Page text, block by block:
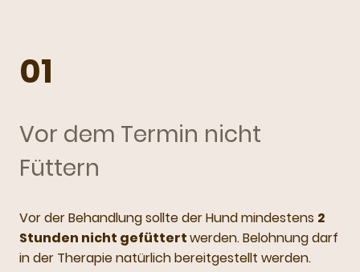
01
Vor dem Termin nicht
Füttern
Vor der Behandlung sollte der Hund mindestens 2
Stunden nicht gefüttertwerden. Belohnung darf
in der Therapie natürlich bereitgestellt werden.